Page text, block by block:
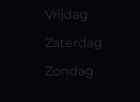
Vrijdag
Zaterdag
Zondag